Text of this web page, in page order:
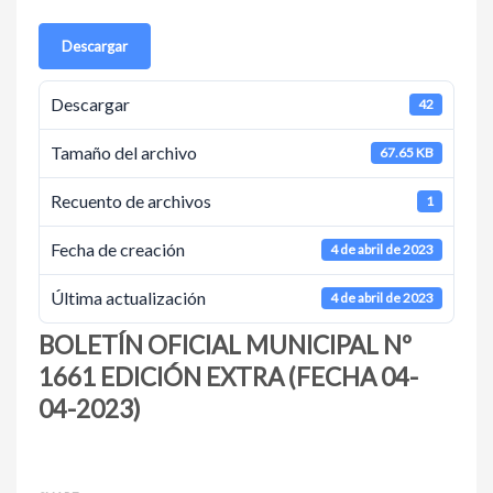
Descargar
Descargar 42
Tamaño del archivo 67.65 KB
Recuento de archivos 1
Fecha de creación 4 de abril de 2023
Última actualización 4 de abril de 2023
BOLETÍN OFICIAL MUNICIPAL Nº
1661 EDICIÓN EXTRA (FECHA 04-
04-2023)